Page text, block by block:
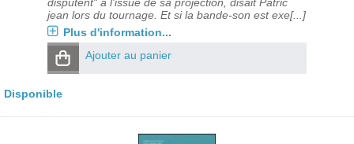
jean lors du tournage. Et si la bande-son est exe[...]
Plus d'information...
Ajouter au panier
Disponible